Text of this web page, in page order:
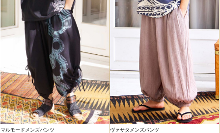
マルモードメンズパンツ ヴァサタメンズパンツ